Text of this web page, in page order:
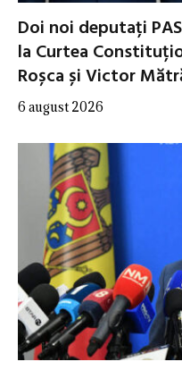
Doi noi deputați
la Curtea
Roșca și Victor
6 august 2026